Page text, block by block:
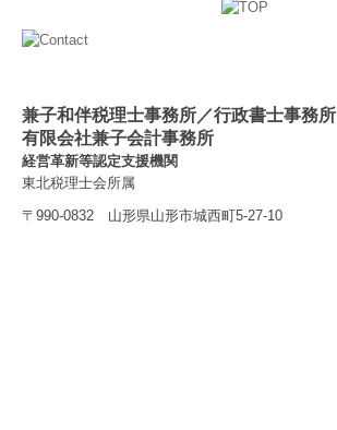
兼子和伴税理士事務所／行政書士事務所
有限会社兼子会計事務所
経営革新等認定支援機関
東北税理士会所属
〒990-0832 山形県山形市城西町5-27-10